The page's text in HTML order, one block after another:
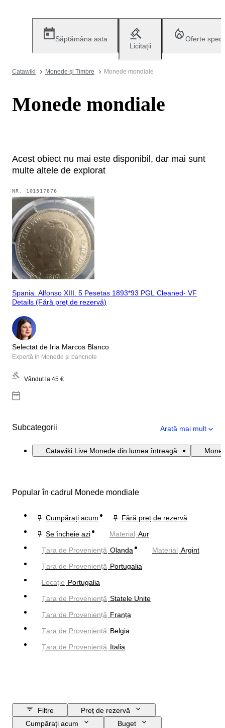
Săptămâna asta
Licitații
Oferte
Catawiki Monede și Timbre Monede mondiale
Monede mondiale
Acest obiect nu mai este disponibil, dar mai sunt
multe altele de explorat
NR. 101517876
Spania. Alfonso XIII. 5 Pesetas 1893*93 PGL Cleaned- VF
Details (Fără preț de rezervă)
Selectat de Iria Marcos Blanco
Expertă în Monede și bancnote
Vândut la 45 €
Subcategorii Arată mai mult
Catawiki Live Monede din lumea întreagă
Popular în cadrul Monede mondiale
Cumpărați acum
Fără preț de rezervă
Se încheie azi
Material Aur
Țara de Proveniență Olanda Material Argint
Țara de Proveniență Portugalia
Locație Portugalia
Țara de Proveniență Statele Unite
Țara de Proveniență Franța
Țara de Proveniență Belgia
Țara de Proveniență Italia
Filtre
Preț de rezervă
Cumpărați acum
Buget